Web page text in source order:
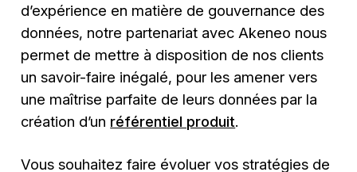
d’expérience en matière de gouvernance des
données, notre partenariat avec Akeneo nous
permet de mettre à disposition de nos clients
un savoir-faire inégalé, pour les amener vers
une maîtrise parfaite de leurs données par la
création d’un référentiel produit.
Vous souhaitez faire évoluer vos stratégies de